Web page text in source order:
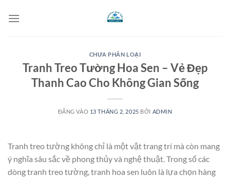
qua
CHƯA PHÂN LOẠI
Tranh Treo Tường Hoa Sen – Vẻ Đẹp
Thanh Cao Cho Không Gian Sống
ĐĂNG VÀO 13 THÁNG 2, 2025 BỞI ADMIN
Tranh treo tường không chỉ là một vật trang trí mà còn mang
ý nghĩa sâu sắc về phong thủy và nghệ thuật. Trong số các
dòng tranh treo tường, tranh hoa sen luôn là lựa chọn hàng